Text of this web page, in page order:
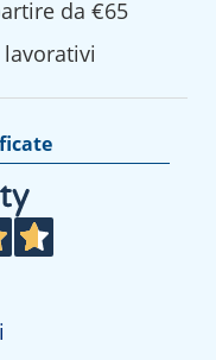
da €65
lavorativi